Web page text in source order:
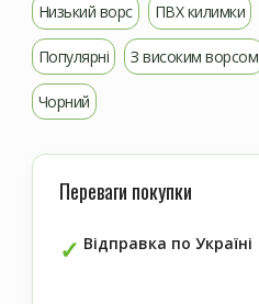
Низький ворс ПВХ килимки
Популярні З високим ворсом
Чорний
Переваги покупки
Відправка по Україні